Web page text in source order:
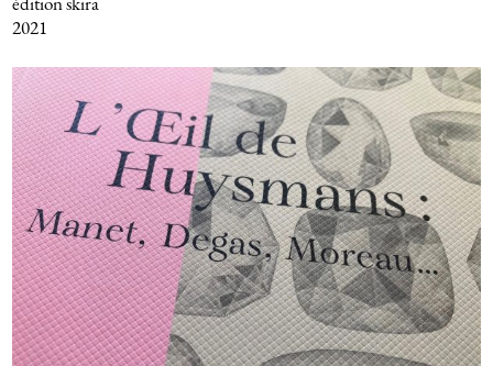
2021